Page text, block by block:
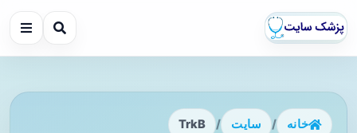
خانه / سایت /
TrkB